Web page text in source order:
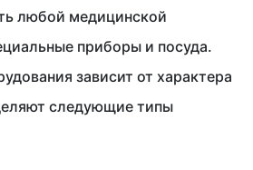
любой медицинской
приборы и посуда.
зависит от характера
следующие типы